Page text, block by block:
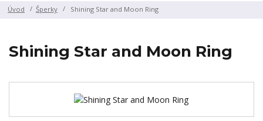
Úvod Šperky Shining Star and Moon Ring
Shining Star and Moon Ring